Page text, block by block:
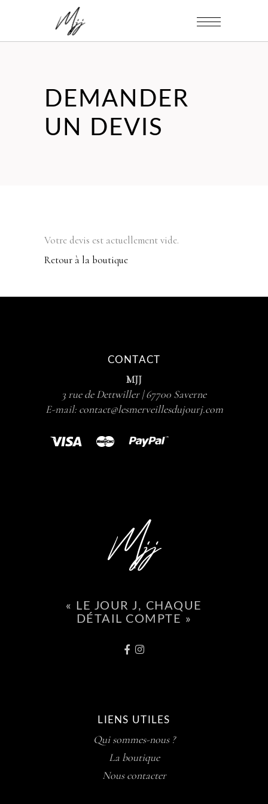
DEMANDER
UN DEVIS
Votre devis est actuellement vide.
Retour à la boutique
CONTACT
MJJ
3 rue de Dettwiller | 67700 Saverne
E-mail: contact@lesmerveillesdujourj.com
« LE JOUR J, CHAQUE
DÉTAIL COMPTE »
LIENS UTILES
Qui sommes-nous ?
La boutique
Nous contacter